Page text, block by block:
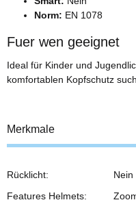
Norm: EN 1078
Fuer wen geeignet
Ideal für Kinder und
komfortablen Kopfschutz
Merkmale
Rücklicht:
Nein
Features Helmets: